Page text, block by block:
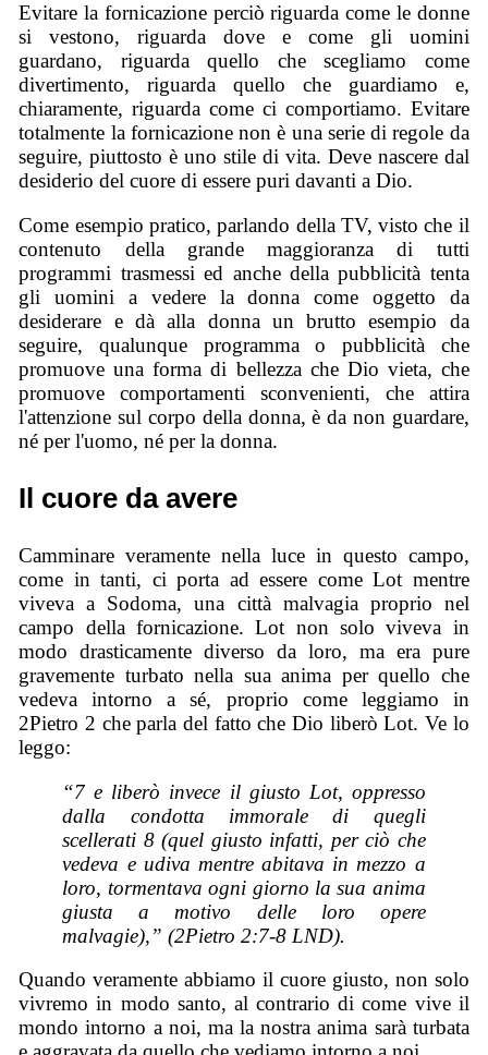
Evitare la fornicazione perciò riguarda come le donne
si vestono, riguarda dove e come gli uomini
guardano, riguarda quello che scegliamo come
divertimento, riguarda quello che guardiamo e,
chiaramente, riguarda come ci comportiamo. Evitare
totalmente la fornicazione non è una serie di regole da
seguire, piuttosto è uno stile di vita. Deve nascere dal
desiderio del cuore di essere puri davanti a Dio.
Come esempio pratico, parlando della TV, visto che il
contenuto della grande maggioranza di tutti
programmi trasmessi ed anche della pubblicità tenta
gli uomini a vedere la donna come oggetto da
desiderare e dà alla donna un brutto esempio da
seguire, qualunque programma o pubblicità che
promuove una forma di bellezza che Dio vieta, che
promuove comportamenti sconvenienti, che attira
l'attenzione sul corpo della donna, è da non guardare,
né per l'uomo, né per la donna.
Il cuore da avere
Camminare veramente nella luce in questo campo,
come in tanti, ci porta ad essere come Lot mentre
viveva a Sodoma, una città malvagia proprio nel
campo della fornicazione. Lot non solo viveva in
modo drasticamente diverso da loro, ma era pure
gravemente turbato nella sua anima per quello che
vedeva intorno a sé, proprio come leggiamo in
2Pietro 2 che parla del fatto che Dio liberò Lot. Ve lo
leggo:
“7 e liberò invece il giusto Lot, oppresso
dalla condotta immorale di quegli
scellerati 8 (quel giusto infatti, per ciò che
vedeva e udiva mentre abitava in mezzo a
loro, tormentava ogni giorno la sua anima
giusta a motivo delle loro opere
malvagie),” (2Pietro 2:7-8 LND).
Quando veramente abbiamo il cuore giusto, non solo
vivremo in modo santo, al contrario di come vive il
mondo intorno a noi, ma la nostra anima sarà turbata